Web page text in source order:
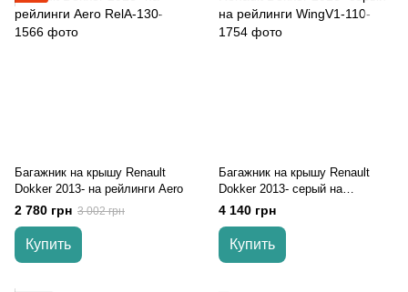
Багажник на крышу Renault
Dokker 2013- на рейлинги Aero
2 780 грн 3 002 грн
Купить
Багажник на крышу Renault
Dokker 2013- серый на
рейлинги
4 140 грн
Купить